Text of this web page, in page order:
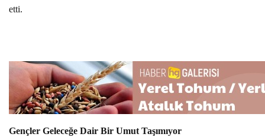
etti.
Gençler Geleceğe Dair Bir Umut Taşımıyor